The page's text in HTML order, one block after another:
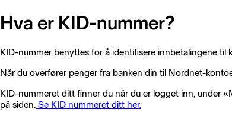
Hva er KID-nummer?
KID-nummer benyttes for å identifisere innbetalingene
Når du overfører penger fra banken din til Nordnet-
KID-nummeret ditt finner du når du er logget inn, under
på siden. Se KID nummeret ditt her.